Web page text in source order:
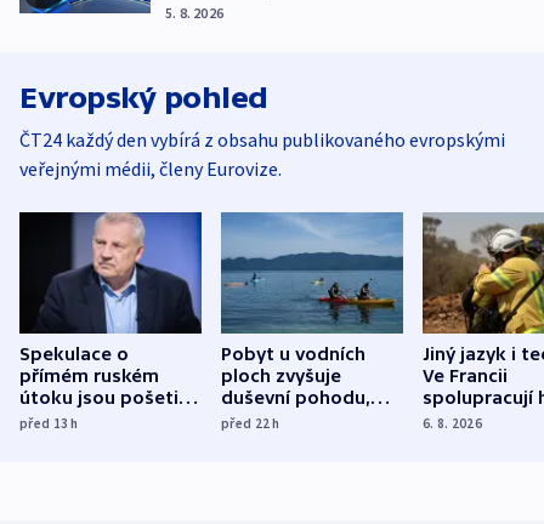
5. 8. 2026
Evropský pohled
ČT24 každý den vybírá z obsahu publikovaného evropskými
veřejnými médii, členy Eurovize.
Spekulace o
přímém ruském
útoku jsou pošetilé,
míní estonský
před 13h
Pobyt u vodních
ploch zvyšuje
duševní pohodu,
ukázala
před 22h
Jiný jazyk i
Ve Francii
spolupracují
různých zemí
6. 8. 2026